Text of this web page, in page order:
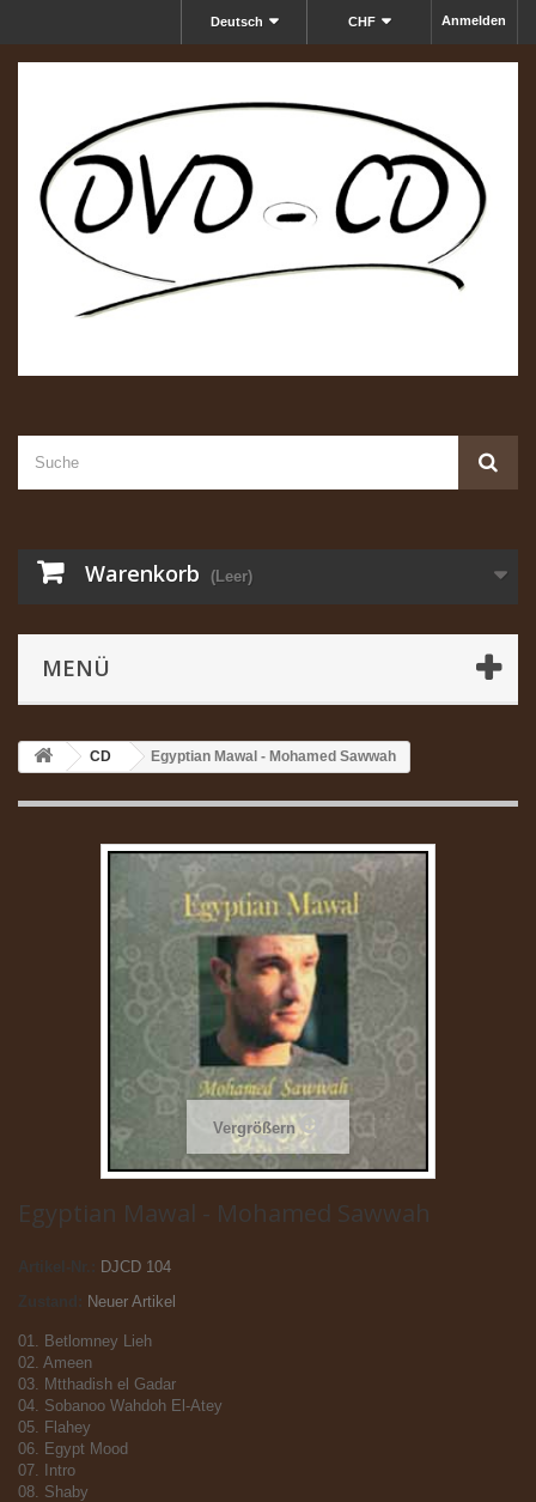
Anmelden
CHF
Deutsch
Warenkorb (Leer)
MENÜ
CD Egyptian Mawal - Mohamed Sawwah
Vergrößern
Egyptian Mawal - Mohamed Sawwah
Artikel-Nr.:
DJCD 104
Zustand:
Neuer Artikel
01. Betlomney Lieh
02. Ameen
03. Mtthadish el Gadar
04. Sobanoo Wahdoh El-Atey
05. Flahey
06. Egypt Mood
07. Intro
08. Shaby